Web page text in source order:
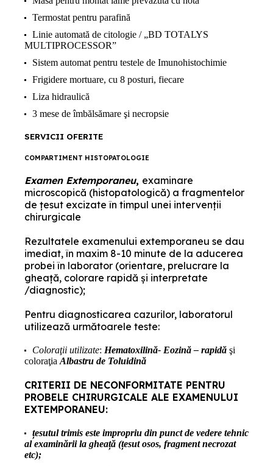
Termostat pentru parafină
Linie automată de citologie / „BD TOTALYS
MULTIPROCESSOR”
Sistem automat pentru testele de Imunohistochimie
Frigidere mortuare, cu 8 posturi, fiecare
Liza hidraulică
3 mese de îmbălsămare şi necropsie
SERVICII OFERITE
COMPARTIMENT HISTOPATOLOGIE
Examen Extemporaneu, examinare
microscopică (histopatologică) a fragmentelor
de ţesut excizate în timpul unei intervenţii
chirurgicale
Rezultatele examenului extemporaneu se dau
imediat, în maxim 8-10 minute de la aducerea
probei în laborator (orientare, prelucrare la
gheaţă, colorare rapidă şi interpretate
/diagnostic);
Pentru diagnosticarea cazurilor, laboratorul
utilizează următoarele teste:
Coloraţii utilizate: Hematoxilină- Eozină – rapidă şi
coloraţia Albastru de Toluidină
CRITERII DE NECONFORMITATE PENTRU
PROBELE CHIRURGICALE ALE EXAMENULUI
EXTEMPORANEU:
țesutul trimis este impropriu din punct de vedere tehnic
al examinării la gheață (țesut osos, fragment necrozat
etc);